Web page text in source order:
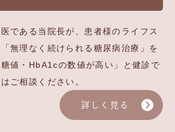
である当院長が、患者様のライフス
無理なく続けられる糖尿病治療」を
値・HbA1cの数値が高い」と健診で
ご相談ください。
詳しく見る